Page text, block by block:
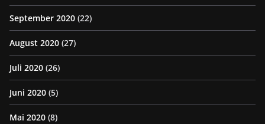
September 2020 (22)
August 2020 (27)
Juli 2020 (26)
Juni 2020 (5)
Mai 2020 (8)